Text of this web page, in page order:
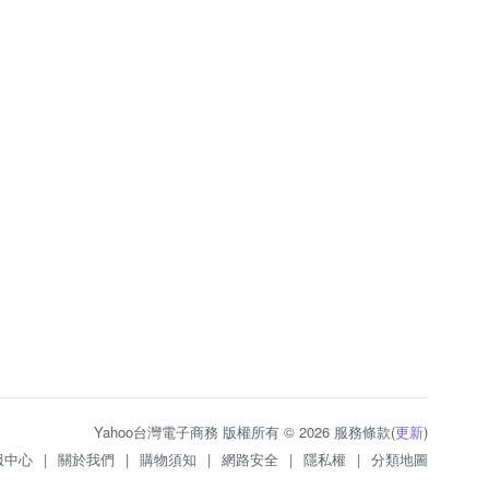
Yahoo台灣電子商務 版權所有 © 2026 服務條款(更新)
中心 | 關於我們 | 購物須知 | 網路安全 | 隱私權 | 分類地圖